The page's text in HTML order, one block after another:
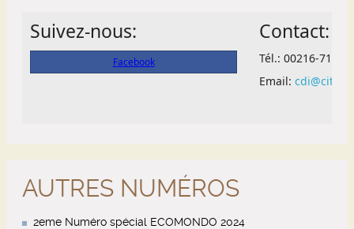
AUTRES NUMÉROS
2eme Numéro spécial ECOMONDO 2024